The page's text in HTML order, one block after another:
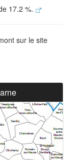
17.2 %.
sur le site